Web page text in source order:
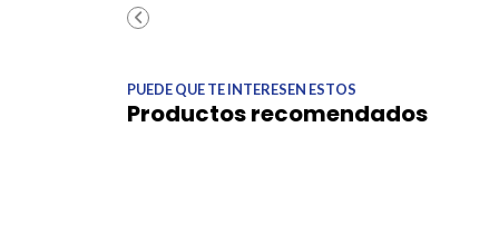
PUEDE QUE TE INTERESEN ESTOS
Productos recomendados